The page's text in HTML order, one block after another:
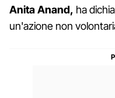
Anita Anand, ha
un'azione non